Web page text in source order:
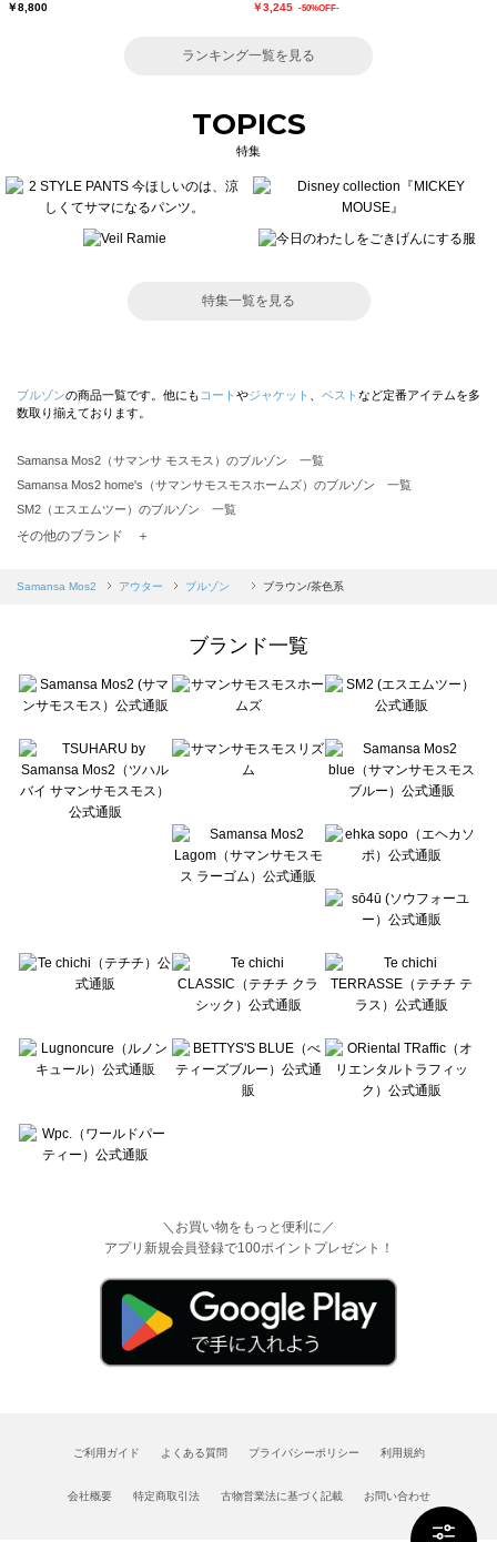
￥8,800 ￥3,245 -50%OFF-
ランキング一覧を見る
TOPICS
特集
特集一覧を見る
ブルゾンの商品一覧です。他にも コート やジャケット ベスト など定番アイテムを多
数取り揃えております。
Samansa Mos2（サマンサ モスモス）のブルゾン 一覧
Samansa Mos2 home's（サマンサモスモスホームズ）のブルゾン 一覧
SM2（エスエムツー）のブルゾン 一覧
TSUHARU by Samansa Mos2（ツハルバイサマンサモスモス）のブルゾン 一覧
Samansa Mos2 blue（サマンサモスモス ブルー）のブルゾン 一覧
sō4ū（ソウフォーユー）のブルゾン 一覧
Te chichi（テチチ）のブルゾン 一覧
Te chichi CLASSIC（テチチ クラシック）のブルゾン 一覧
Lugnoncure（ルノンキュール）のブルゾン 一覧
BETTY'S BLUE（べティーズブルー）のブルゾン 一覧
Wpc.（ワールドパーティー）のブルゾン 一覧
その他のブランド ＋
Samansa Mos2 アウター ブルゾン ブラウン/茶色系
ブランド一覧
＼お買い物をもっと便利に／
アプリ新規会員登録で100ポイントプレゼント！
ご利用ガイド よくある質問 プライバシーポリシー 利用規約
会社概要 特定商取引法 古物営業法に基づく記載 お問い合わせ